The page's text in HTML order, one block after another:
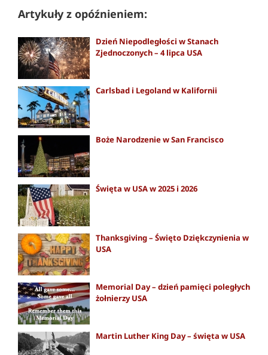
Artykuły z opóźnieniem:
Dzień Niepodległości w Stanach
Zjednoczonych – 4 lipca USA
Carlsbad i Legoland w Kalifornii
Boże Narodzenie w San Francisco
Święta w USA w 2025 i 2026
Thanksgiving – Święto Dziękczynienia w
USA
Memorial Day – dzień pamięci poległych
żołnierzy USA
Martin Luther King Day – święta w USA